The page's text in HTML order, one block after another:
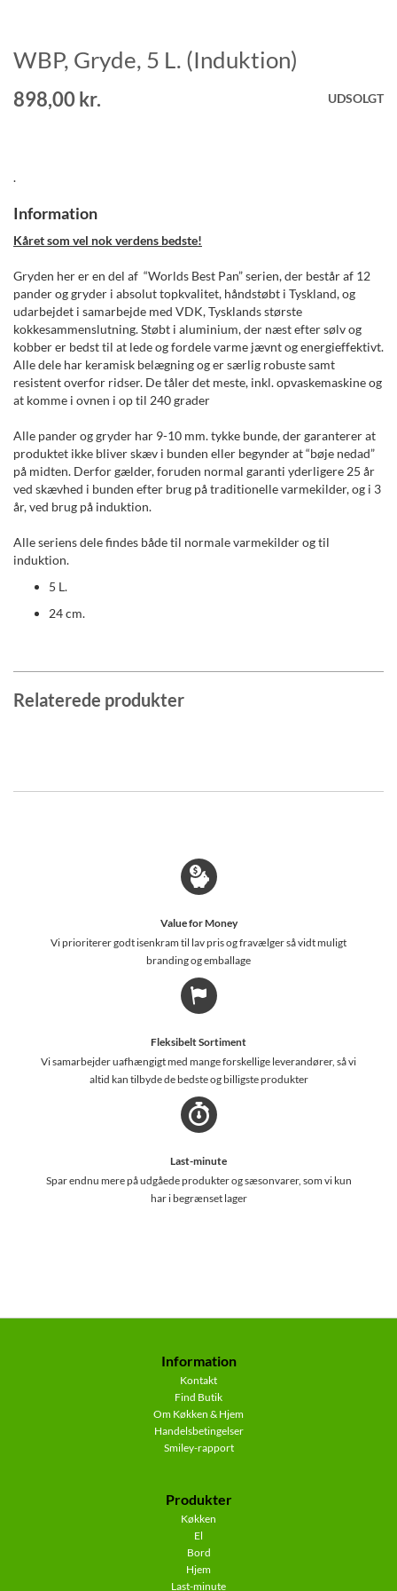
Gå
til
starten
af
WBP, Gryde, 5 L. (Induktion)
898,00 kr. UDSOLGT
.
Information
Kåret som vel nok verdens bedste!
Gryden her er en del af “Worlds Best Pan” serien, der består af 12
pander og gryder i absolut topkvalitet, håndstøbt i Tyskland, og
udarbejdet i samarbejde med VDK, Tysklands største
kokkesammenslutning. Støbt i aluminium, der næst efter sølv og
kobber er bedst til at lede og fordele varme jævnt og energieffektivt.
Alle dele har keramisk belægning og er særlig robuste samt
resistent overfor ridser. De tåler det meste, inkl. opvaskemaskine og
at komme i ovnen i op til 240 grader
Alle pander og gryder har 9-10 mm. tykke bunde, der garanterer at
produktet ikke bliver skæv i bunden eller begynder at “bøje nedad”
på midten. Derfor gælder, foruden normal garanti yderligere 25 år
ved skævhed i bunden efter brug på traditionelle varmekilder, og i 3
år, ved brug på induktion.
Alle seriens dele findes både til normale varmekilder og til
induktion.
5 L.
24 cm.
Relaterede produkter
Value for Money
Vi prioriterer godt isenkram til lav pris og fravælger så vidt muligt
branding og emballage
Fleksibelt Sortiment
Vi samarbejder uafhængigt med mange forskellige leverandører, så vi
altid kan tilbyde de bedste og billigste produkter
Last-minute
Spar endnu mere på udgåede produkter og sæsonvarer, som vi kun
har i begrænset lager
Information
Kontakt
Find Butik
Om Køkken & Hjem
Handelsbetingelser
Smiley-rapport
Produkter
Køkken
El
Bord
Hjem
Last-minute